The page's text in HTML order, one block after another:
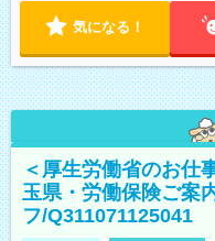
気になる！
＜厚生労働省のお仕
玉県・労働保険ご案
フ/Q311071125041